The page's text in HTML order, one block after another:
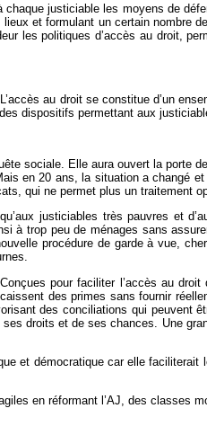
justiciable les moyens de
et formulant un certain
les politiques d’accès au droit,
au droit se constitue d’un
dispositifs permettant aux
sociale. Elle aura ouvert la
en 20 ans, la situation a changé
qui ne permet plus un traitement
justiciables très pauvres et
à trop peu de ménages sans
procédure de garde à vue,
pour faciliter l’accès au
des primes sans fournir
des conciliations qui peuvent
droits et de ses chances. Une
et démocratique car elle
en réformant l’AJ, des classes